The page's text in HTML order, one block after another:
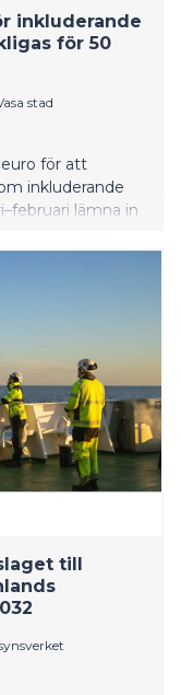
inkluderande
för 50
stad
euro för att
inkluderande
lämna in
29.3 och den
till